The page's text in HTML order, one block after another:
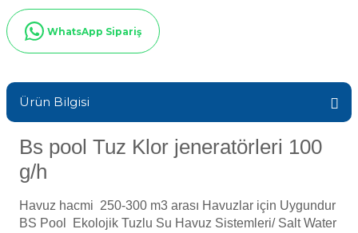
Gemaş Havuz
Wtr Havuz Kimyasalları Setleri
Yosun Öldürücü
Selenoid
Alkalinite Düşürücü
Havuz Vana
Havuz Elektrik
Havuz Sarf
WhatsApp Sipariş
Ürün Bilgisi
Bs pool Tuz Klor jeneratörleri 100
g/h
Havuz hacmi 250-300 m3 arası Havuzlar için Uygundur
BS Pool Ekolojik Tuzlu Su Havuz Sistemleri/ Salt Water